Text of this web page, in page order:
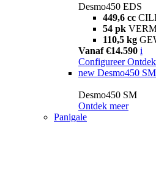
Desmo450 EDS
449,6 cc
54 pk
110,5 kg
Vanaf €14.590 i
Configureer
new Desmo450 SM
Desmo450 SM
Ontdek meer
Panigale